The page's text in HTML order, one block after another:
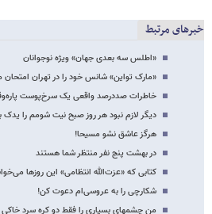
خبرهای مرتبط
«اطلس سه بعدی جهان» ویژه نوجوانان
«مارک تواین» شانس خود را در تهران امتحان
خاطرات صد‌درصد واقعی یک سرخ‌پوست
دیگر لازم نبود هر روز صبح نیت شومم را
هرگز عاشق نشو مسیحا!
در بهشت پنج نفر منتظر شما هستند
کتابی که «عزت‌الله انتظامی» این روزها
شکارچی را به عروسی‌ام دعوت کن!
من چشم​های بسیاری را فقط دو کره سرد خاکی